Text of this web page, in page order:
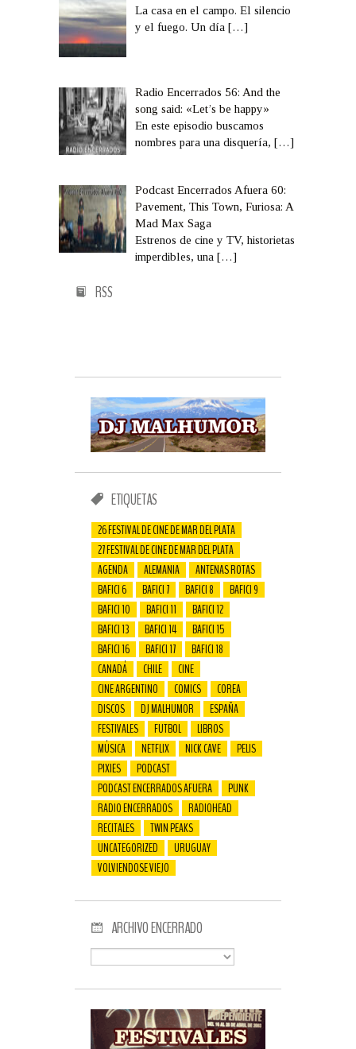
La casa en el campo. El silencio
y el fuego. Un día[…]
Radio Encerrados 56: And the
song said: «Let’s be happy»
En este episodio buscamos
nombres para una disquería,[…]
Podcast Encerrados Afuera 60:
Pavement, This Town, Furiosa: A
Mad Max Saga
Estrenos de cine y TV, historietas
imperdibles, una[…]
RSS
ETIQUETAS
26 FESTIVAL DE CINE DE MAR DEL PLATA
27 FESTIVAL DE CINE DE MAR DEL PLATA
AGENDA
ALEMANIA
ANTENAS ROTAS
BAFICI 6
BAFICI 7 BAFICI 8
BAFICI 9
BAFICI 10
BAFICI 11
BAFICI 12
BAFICI 13
BAFICI 14
BAFICI 15
BAFICI 16
BAFICI 17
BAFICI 18
CANADÁ
CHILE
CINE
CINE ARGENTINO
COMICS
COREA
DISCOS
DJ MALHUMOR
ESPAÑA
FESTIVALES
FUTBOL
LIBROS
MÚSICA
NETFLIX NICK CAVE
PELIS
PIXIES
PODCAST
PODCAST ENCERRADOS AFUERA
PUNK
RADIO ENCERRADOS
RADIOHEAD
RECITALES
TWIN PEAKS
UNCATEGORIZED
URUGUAY
VOLVIENDOSE VIEJO
ARCHIVO ENCERRADO